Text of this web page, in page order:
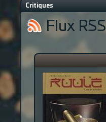
Critiques
Flux RSS